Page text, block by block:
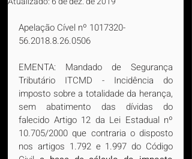
Apelação Cível nº 1017320-
56.2018.8.26.0506
EMENTA: Mandado de Segurança
Tributário ITCMD - Incidência do
imposto sobre a totalidade da herança,
sem abatimento das dívidas do
falecido Artigo 12 da Lei Estadual nº
10.705/2000 que contraria o disposto
nos artigos 1.792 e 1.997 do Código